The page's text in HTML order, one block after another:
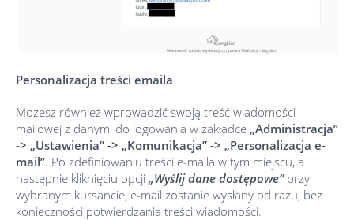
Personalizacja treści emaila
Możesz również wprowadzić swoją treść wiadomości
mailowej z danymi do logowania w zakładce „Administracja”
-> „Ustawienia” -> „Komunikacja” -> „Personalizacja e-
mail”. Po zdefiniowaniu treści e-maila w tym miejscu, a
następnie kliknięciu opcji „Wyślij dane dostępowe”przy
wybranym kursancie, e-mail zostanie wysłany od razu, bez
konieczności potwierdzania treści wiadomości.